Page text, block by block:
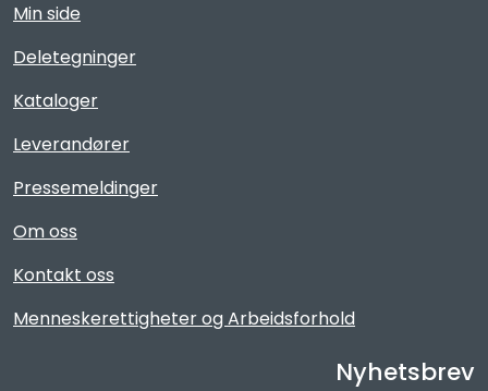
Min side
Deletegninger
Kataloger
Leverandører
Pressemeldinger
Om oss
Kontakt oss
Menneskerettigheter og Arbeidsforhold
Nyhetsbrev